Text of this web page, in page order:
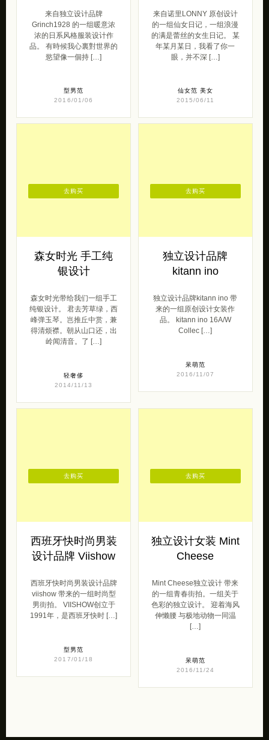
来自独立设计品牌
Grinch1928 的一组暖意浓
浓的日系风格服装设计作
品。 有時候我心裏對世界的
慾望像一個持 […]
型男范
2016/01/06
来自诺里LONNY 原创设计
的一组仙女日记，一组浪漫
的满是蕾丝的女生日记。 某
年某月某日，我看了你一
眼，并不深 […]
仙女范 美女
2015/06/11
森女时光 手工纯
银设计
森女时光带给我们一组手工
纯银设计。 君去芳草绿，西
峰弹玉琴。岂推丘中赏，兼
得清烦襟。朝从山口还，出
岭闻清音。了 […]
轻奢侈
2014/11/13
去购买
独立设计品牌
kitann ino
独立设计品牌kitann ino 带
来的一组原创设计女装作
品。 kitann ino 16A/W
Collec […]
呆萌范
2016/11/07
去购买
西班牙快时尚男装
设计品牌 Viishow
西班牙快时尚男装设计品牌
viishow 带来的一组时尚型
男街拍。 VIISHOW创立于
1991年，是西班牙快时 […]
型男范
2017/01/18
去购买
独立设计女装 Mint
Cheese
Mint Cheese独立设计 带来
的一组青春街拍。一组关于
色彩的独立设计。 迎着海风
伸懒腰 与极地动物一同温
[…]
呆萌范
2016/11/24
去购买